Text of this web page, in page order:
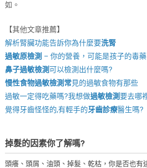
如。
【其他文章推薦】
解析腎臟功能告訴你為什麼要洗腎
過敏原檢測 – 你的營養，可能是孩子的毒藥
鼻子過敏檢測可以檢測出什麼嗎?
慢性食物過敏檢測 常見的過敏食物有那些
過敏一定得吃藥嗎?我想做過敏檢測要去哪
覺得牙齒怪怪的,有輕手的牙齒診療醫生嗎?
掉髮的因素你了解嗎?
頭癢、頭屑、油頭、掉髮、乾枯，你是否也有